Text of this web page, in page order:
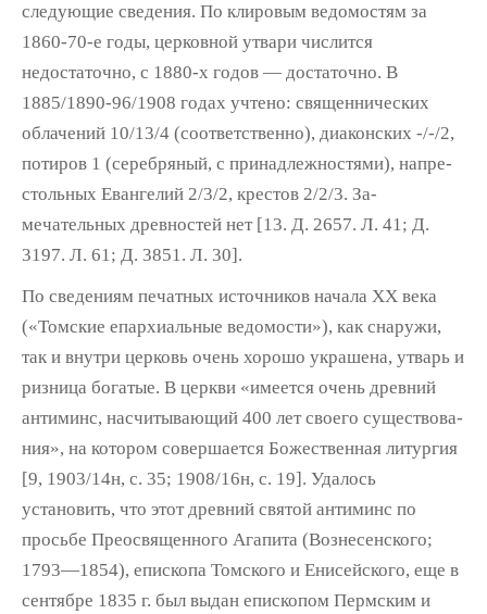
следующие сведения. По клировым ведомостям за
1860-70-е годы, церковной утвари числится
недостаточно, с 1880-х го­дов — достаточно. В
1885/1890-96/1908 годах учтено: священнических
облачений 10/13/4 (соответственно), диаконских -/-/2,
потиров 1 (серебряный, с принадлежностями), напре­
стольных Евангелий 2/3/2, крестов 2/2/3. За­
мечательных древностей нет [13. Д. 2657. Л. 41; Д.
3197. Л. 61; Д. 3851. Л. 30].
По сведениям печатных источников нача­ла XX века
(«Томские епархиальные ведомо­сти»), как снаружи,
так и внутри церковь очень хорошо украшена, утварь и
ризница богатые. В церкви «имеется очень древний
антиминс, насчитывающий 400 лет своего существова­
ния», на котором совершается Божественная литургия
[9, 1903/14н, с. 35; 1908/16н, с. 19]. Удалось
установить, что этот древний святой антиминс по
просьбе Преосвященного Агапита (Вознесенского;
1793—1854), епископа Томского и Енисейского, еще в
сентябре 1835 г. был выдан епископом Пермским и